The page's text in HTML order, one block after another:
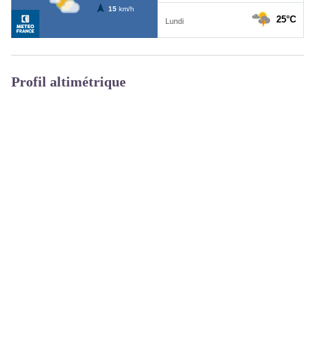
Profil altimétrique